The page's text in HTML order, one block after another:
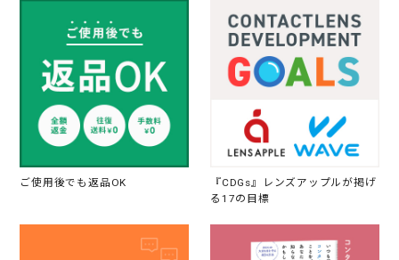
ご使用後でも返品OK
『CDGs』レンズアップルが掲げ
る17の目標